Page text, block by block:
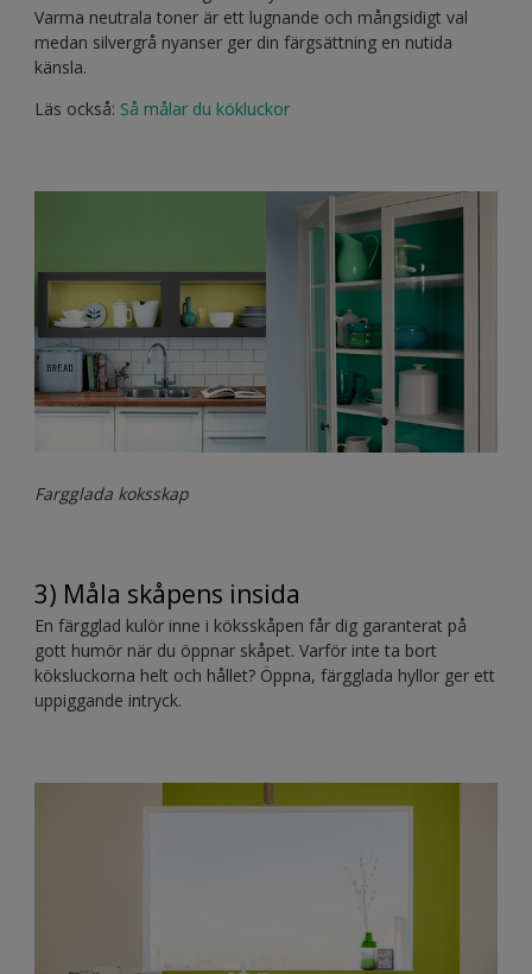
Varma neutrala toner är ett lugnande och mångsidigt val
medan silvergrå nyanser ger din färgsättning en nutida
känsla.
Läs också: Så målar du kökluckor
Fargglada koksskap
3) Måla skåpens insida
En färgglad kulör inne i köksskåpen får dig garanterat på
gott humör när du öppnar skåpet. Varför inte ta bort
köksluckorna helt och hållet? Öppna, färgglada hyllor ger ett
uppiggande intryck.